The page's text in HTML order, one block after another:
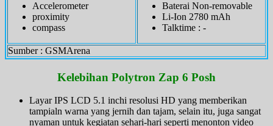
Accelerometer
proximity
compass
Baterai Non-removable
Li-Ion 2780 mAh
Talktime : -
Sumber : GSMArena
Kelebihan Polytron Zap 6 Posh
Layar IPS LCD 5.1 inchi resolusi HD yang memberikan
tampialn warna yang jernih dan tajam, selain itu, juga sangat
nyaman untuk kegiatan sehari-hari seperti menonton video